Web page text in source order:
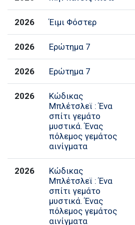
2026 Έιμι Φόστερ
2026 Ερώτημα 7
2026 Ερώτημα 7
2026
Κώδικας
Μπλέτσλεϊ : Ένα
σπίτι γεμάτο
μυστικά. Ένας
πόλεμος γεμάτος
αινίγματα
2026
Κώδικας
Μπλέτσλεϊ : Ένα
σπίτι γεμάτο
μυστικά. Ένας
πόλεμος γεμάτος
αινίγματα